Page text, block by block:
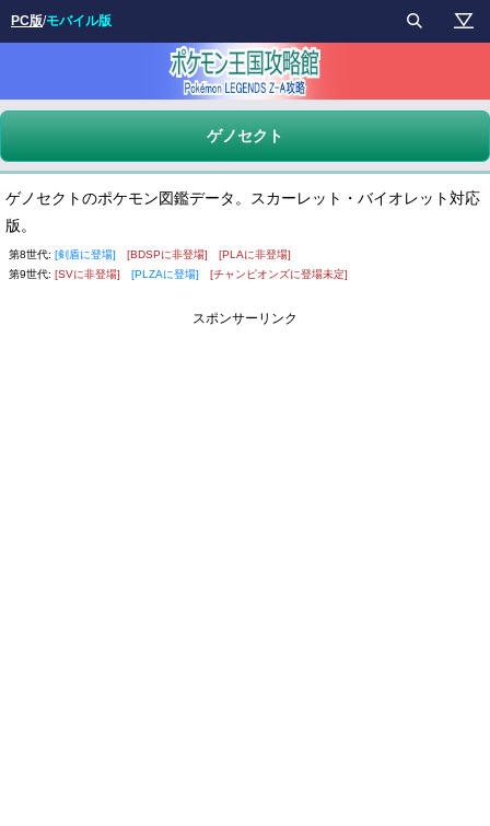
ゲノセクト
ゲノセクトのポケモン図鑑データ。スカーレット・バイオレット対応
版。
第8世代: [剣盾に登場] [BDSPに非登場]
[PLAに非登場]
第9世代: [SVに非登場] [PLZAに登場] [チャンピオンズに登場未定]
スポンサーリンク
PC版/モバイル版